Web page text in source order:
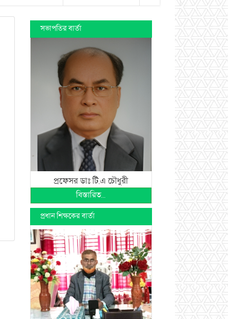
সভাপতির বার্তা
প্রফেসর ডাঃ টি.এ চৌধুরী
বিস্তারিত...
প্রধান শিক্ষকের বার্তা